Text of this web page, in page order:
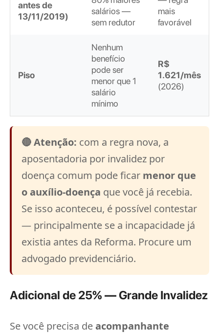
antes de
13/11/2019)
salários —
sem redutor
mais
favorável
Piso
Nenhum
benefício
pode ser
menor que 1
salário
mínimo
R$
1.621/mês
(2026)
🔴 Atenção: com a regra nova, a
aposentadoria por invalidez por
doença comum pode ficar menor que
o auxílio-doença que você já recebia.
Se isso aconteceu, é possível contestar
— principalmente se a incapacidade já
existia antes da Reforma. Procure um
advogado previdenciário.
Adicional de 25% — Grande Invalidez
Se você precisa de acompanhante